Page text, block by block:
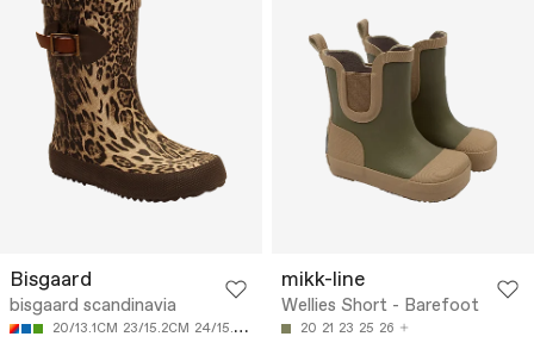
Bisgaard
bisgaard scandinavia
20/13.1CM 23/15.2CM 24/15.8CM 25/16.5CM 26/17.1CM
mikk-line
Wellies Short - Barefoot
20 21 23 25 26